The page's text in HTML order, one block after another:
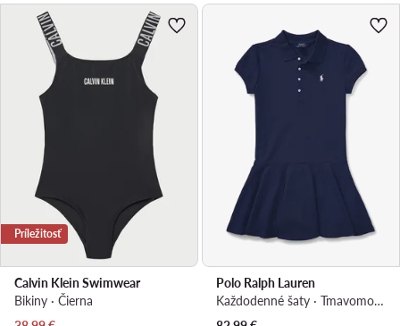
Príležitosť
Calvin Klein Swimwear
Bikiny · Čierna
Polo Ralph Lauren
Každodenné šaty · Tmavomodrá